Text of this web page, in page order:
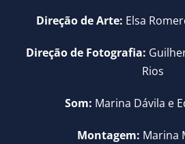
Direção de Arte: Elsa
Direção de Fotografia:
Rios
Som: Marina Dávila e
Montagem: Marina